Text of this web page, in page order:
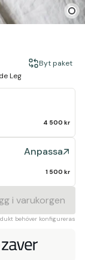
Byt paket
Leg
4 500 kr
Anpassa
1 500 kr
i varukorgen
behöver konfigureras